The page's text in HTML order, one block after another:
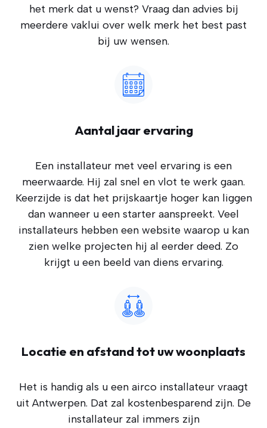
het merk dat u wenst? Vraag dan advies bij
meerdere vaklui over welk merk het best past
bij uw wensen.
Aantal jaar ervaring
Een installateur met veel ervaring is een
meerwaarde. Hij zal snel en vlot te werk gaan.
Keerzijde is dat het prijskaartje hoger kan liggen
dan wanneer u een starter aanspreekt. Veel
installateurs hebben een website waarop u kan
zien welke projecten hij al eerder deed. Zo
krijgt u een beeld van diens ervaring.
Locatie en afstand tot uw woonplaats
Het is handig als u een airco installateur vraagt
uit Antwerpen. Dat zal kostenbesparend zijn. De
installateur zal immers zijn